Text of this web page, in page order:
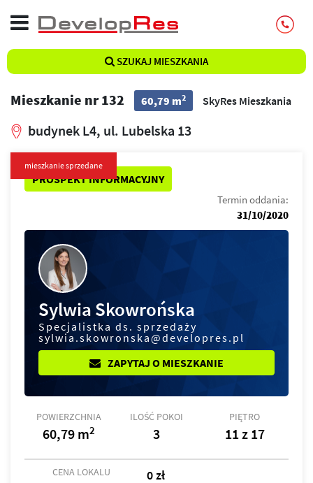
SZUKAJ MIESZKANIA
Mieszkanie nr 132 60,79 m2 SkyRes Mieszkania
budynek L4, ul. Lubelska 13
PROSPEKT INFORMACYJNY
mieszkanie sprzedane
Termin oddania:
31/10/2020
Sylwia Skowrońska
Specjalistka ds. sprzedaży
sylwia.skowronska@developres.pl
ZAPYTAJ O MIESZKANIE
POWIERZCHNIA
60,79 m2
ILOŚĆ POKOI
3
PIĘTRO
11 z 17
CENA LOKALU 0 zł